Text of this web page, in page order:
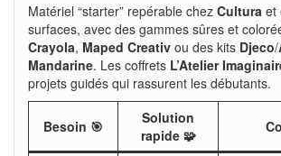
Matériel “starter” repérable chez Cultura et
surfaces, avec des gammes sûres et
Crayola, Maped Creativ ou des kits Djeco/
Mandarine. Les coffrets L’Atelier
projets guidés qui rassurent les débutants.
Besoin 🎯
Solution
rapide 🧩